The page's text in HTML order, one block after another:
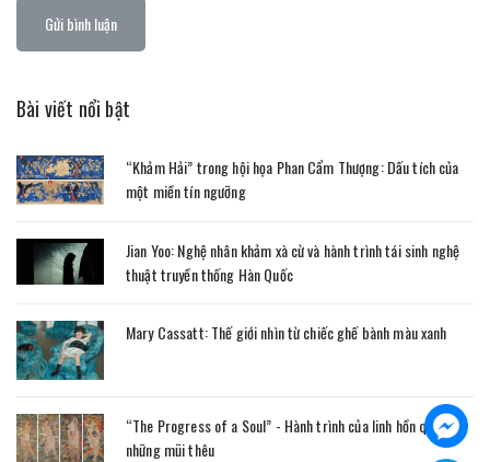
Gửi bình luận
Bài viết nổi bật
“Khảm Hải” trong hội họa Phan Cẩm Thượng: Dấu tích của
một miền tín ngưỡng
Jian Yoo: Nghệ nhân khảm xà cừ và hành trình tái sinh nghệ
thuật truyền thống Hàn Quốc
Mary Cassatt: Thế giới nhìn từ chiếc ghế bành màu xanh
“The Progress of a Soul” - Hành trình của linh hồn qua
những mũi thêu